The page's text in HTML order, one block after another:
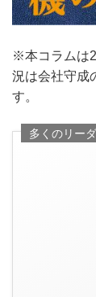
※本コラムは
況は会社守成
す。
多くのリー